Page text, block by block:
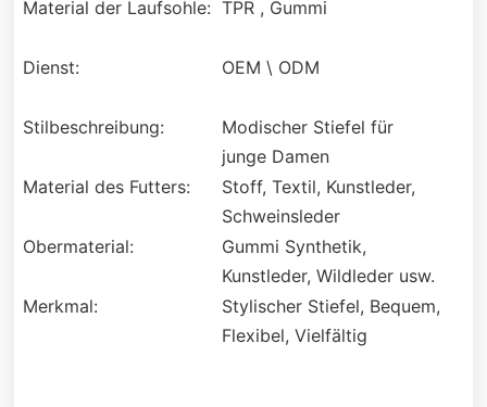
Material der Laufsohle: TPR , Gummi
Dienst: OEM \ ODM
Stilbeschreibung:
Modischer Stiefel für
junge Damen
Material des Futters:
Stoff, Textil, Kunstleder,
Schweinsleder
Obermaterial:
Gummi Synthetik,
Kunstleder, Wildleder usw.
Merkmal:
Stylischer Stiefel, Bequem,
Flexibel, Vielfältig